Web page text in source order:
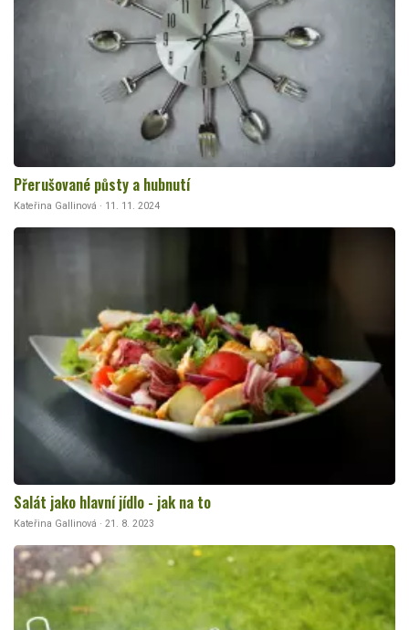
Přerušované půsty a hubnutí
Kateřina Gallinová · 11. 11. 2024
Salát jako hlavní jídlo - jak na to
Kateřina Gallinová · 21. 8. 2023